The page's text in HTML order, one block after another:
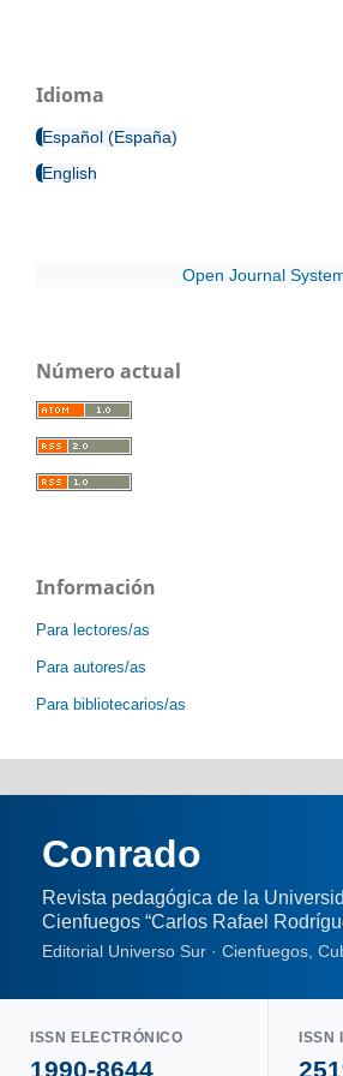
Idioma
Español (España)
English
Open Journal
Número actual
Información
Para lectores/as
Para autores/as
Para bibliotecarios/as
Conrado
Revista pedagógica de la
Cienfuegos “Carlos Rafael
Editorial Universo Sur · Cienfuegos,
ISSN ELECTRÓNICO
1990-8644
ISSN